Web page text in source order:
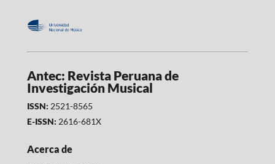
Antec: Revista Peruana de
Investigación Musical
ISSN: 2521-8565
E-ISSN: 2616-681X
Acerca de